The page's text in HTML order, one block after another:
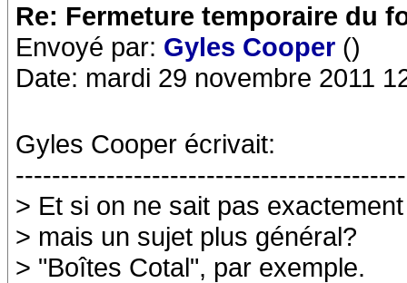
Re: Fermeture temporaire du
Envoyé par: Gyles Cooper ()
Date: mardi 29 novembre 2011
Gyles Cooper écrivait:
> Et si on ne sait pas
> mais un sujet plus général?
> "Boîtes Cotal", par exemple.